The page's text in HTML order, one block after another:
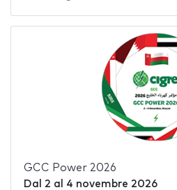
GCC Power 2026
Dal 2 al 4 novembre 2026